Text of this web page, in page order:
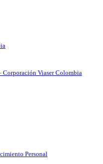
Corporación Viaser Colombia
Personal